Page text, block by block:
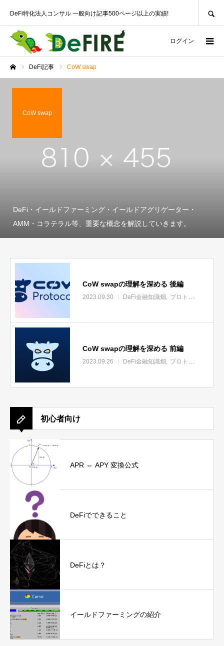
DeFi特化法人コンサル 一般向け記事500ページ以上の実績!
ログイン
DeFi記事 CoW swap
CoW swap
DeFi・イールドファーミング・イールドアグリゲーター・
AMM・コラテラル等、重要な概念を解説していきます。
CoW swapの理解を深める 後編
2023.09.30 DeFi金融知識畑 プロトコルの森
CoW swapの理解を深める 前編
2023.09.26 DeFi金融知識畑 プロトコルの森
初心者向け
APR ⇔ APY 変換公式
DeFiでできること
DeFiとは？
イールドファーミングの紹介